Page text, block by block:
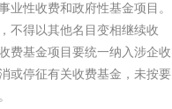
性收费和政府性基金项目。
不得以其他名目变相继续收
费基金项目要统一纳入涉企收
或停征有关收费基金，未按要